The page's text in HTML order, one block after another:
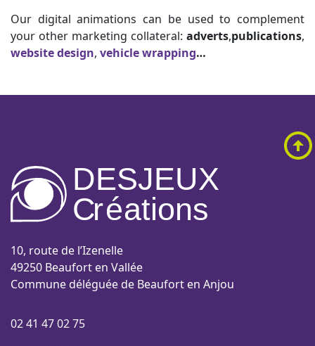
Our digital animations can be used to complement
your other marketing collateral: adverts,publications,
website design, vehicle wrapping…
DESJEUX
Créations
10, route de l’Izenelle
49250 Beaufort en Vallée
Commune déléguée de Beaufort en Anjou
02 41 47 02 75